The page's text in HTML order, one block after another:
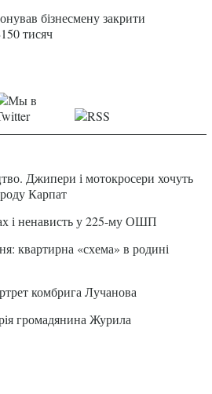
бізнесмену закрити
тисяч
Джипери і мотокросери хочуть
Карпат
і ненависть у 225-му ОШП
квартирна «схема» в родині
комбрига Лучанова
громадянина Журила